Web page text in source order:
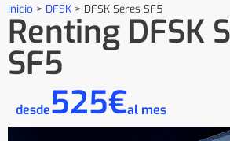
Inicio > DFSK > DFSK Seres SF5
Renting DFSK
SF5
desde525€al mes